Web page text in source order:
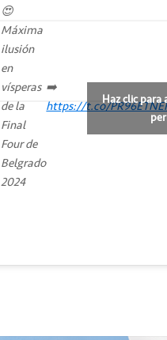
😍
Máxima
ilusión
en
vísperas
de la
Final
Four de
Belgrado
2024
➡️
https://t.co/Haz clic